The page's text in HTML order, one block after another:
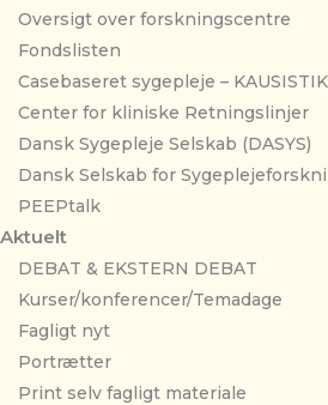
Oversigt over forskningscentre
Fondslisten
Casebaseret sygepleje – KAUSISTIK
Center for kliniske Retningslinjer
Dansk Sygepleje Selskab (DASYS)
Dansk Selskab for
PEEPtalk
Aktuelt
DEBAT & EKSTERN DEBAT
Kurser/konferencer/Temadage
Fagligt nyt
Portrætter
Print selv fagligt materiale